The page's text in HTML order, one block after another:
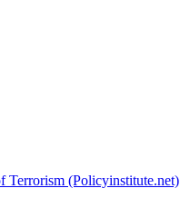
Terrorism (Policyinstitute.net)